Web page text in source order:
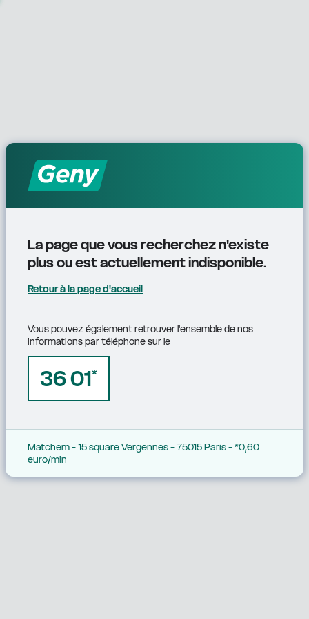
La page que vous recherchez n'existe
plus ou est actuellement indisponible.
Retour à la page d'accueil
Vous pouvez également retrouver l'ensemble de nos
informations par téléphone sur le
36 01*
Matchem - 15 square Vergennes - 75015 Paris - *0,60
euro/min